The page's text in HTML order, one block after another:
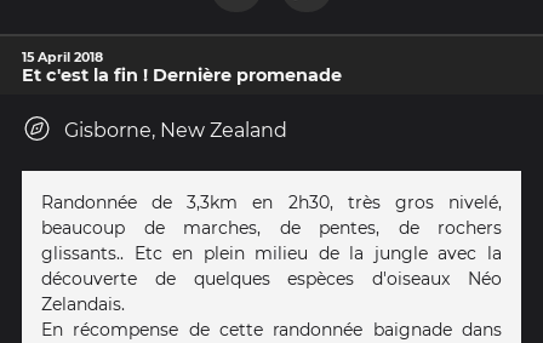
15 April 2018
Et c'est la fin ! Dernière promenade
Gisborne, New Zealand
Randonnée de 3,3km en 2h30, très gros nivelé,
beaucoup de marches, de pentes, de rochers
glissants.. Etc en plein milieu de la jungle avec la
découverte de quelques espèces d'oiseaux Néo
Zelandais.
En récompense de cette randonnée baignade dans